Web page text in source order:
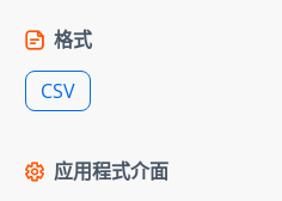
格式
CSV
应用程式介面